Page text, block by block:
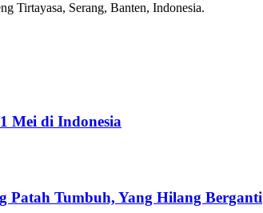
Tirtayasa, Serang, Banten, Indonesia.
Mei di Indonesia
Patah Tumbuh, Yang Hilang Berganti